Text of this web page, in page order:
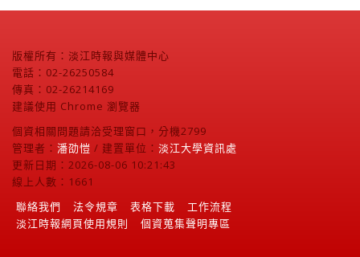
版權所有：淡江時報與媒體中心
電話：02-26250584
傳真：02-26214169
建議使用 Chrome 瀏覽器
個資相關問題請洽受理窗口，分機2799
管理者： 潘劭愷 / 建置單位： 淡江大學資訊處
更新日期：2026-08-06 10:21:43
線上人數：1661
聯絡我們
法令規章 表格下載
工作流程
淡江時報網頁使用規則
個資蒐集聲明專區